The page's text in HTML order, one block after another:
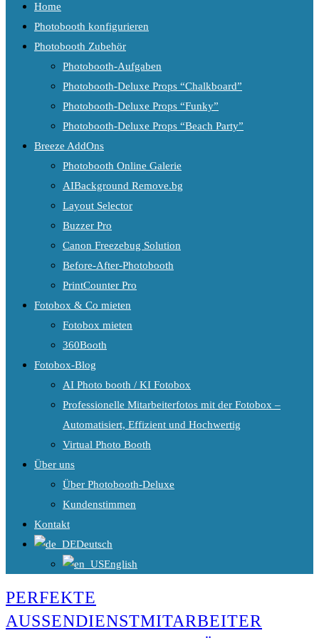
Home
Photobooth konfigurieren
Photobooth Zubehör
Photobooth-Aufgaben
Photobooth-Deluxe Props “Chalkboard”
Photobooth-Deluxe Props “Funky”
Photobooth-Deluxe Props “Beach Party”
Breeze AddOns
Photobooth Online Galerie
AIBackground Remove.bg
Layout Selector
Buzzer Pro
Canon Freezebug Solution
Before-After-Photobooth
PrintCounter Pro
Fotobox & Co mieten
Fotobox mieten
360Booth
Fotobox-Blog
AI Photo booth / KI Fotobox
Professionelle Mitarbeiterfotos mit der Fotobox –
Automatisiert, Effizient und Hochwertig
Virtual Photo Booth
Über uns
Über Photobooth-Deluxe
Kundenstimmen
Kontakt
Deutsch
English
PERFEKTE
AUSSENDIENSTMITARBEITER F